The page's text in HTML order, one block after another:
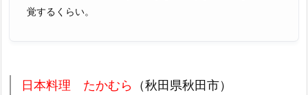
覚するくらい。
日本料理 たかむら （秋田県秋田市）